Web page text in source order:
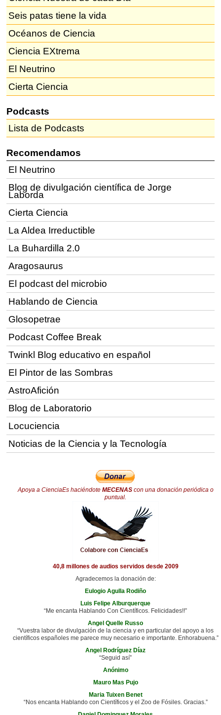
Seis patas tiene la vida
Océanos de Ciencia
Ciencia EXtrema
El Neutrino
Cierta Ciencia
Podcasts
Lista de Podcasts
Recomendamos
El Neutrino
Blog de divulgación científica de Jorge
Laborda
Cierta Ciencia
La Aldea Irreductible
La Buhardilla 2.0
Aragosaurus
El podcast del microbio
Hablando de Ciencia
Glosopetrae
Podcast Coffee Break
Twinkl Blog educativo en español
El Pintor de las Sombras
AstroAfición
Blog de Laboratorio
Locuciencia
Noticias de la Ciencia y la Tecnología
Apoya a CienciaEs haciéndote MECENAScon una donación periódica o
puntual.
40,8 millones de audios servidos desde 2009
Agradecemos la donación de:
Eulogio Agulla Rodiño
Luis Felipe Alburquerque
“Me encanta Hablando Con Científicos. Felicidades!!”
Angel Quelle Russo
“Vuestra labor de divulgación de la ciencia y en particular del apoyo a los
científicos españoles me parece muy necesario e importante. Enhorabuena.”
Angel Rodríguez Díaz
“Seguid así”
Anónimo
Mauro Mas Pujo
Maria Tuixen Benet
“Nos encanta Hablando con Científicos y el Zoo de Fósiles. Gracias.”